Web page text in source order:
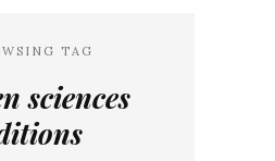
TAG
sciences